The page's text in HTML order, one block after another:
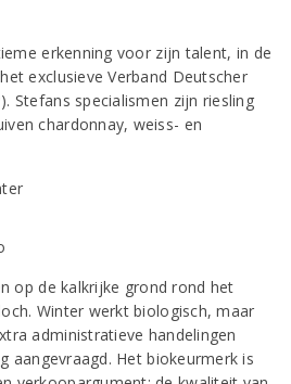
erkenning voor zijn talent, in de
exclusieve Verband Deutscher
Stefans specialismen zijn riesling
chardonnay, weiss- en
op de kalkrijke grond rond het
Winter werkt biologisch, maar
administratieve handelingen
aangevraagd. Het biokeurmerk is